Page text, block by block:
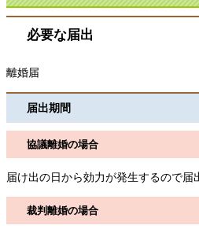
必要な届出
離婚届
届出期間
協議離婚の場合
届け出の日から効力が発生するので届
裁判離婚の場合